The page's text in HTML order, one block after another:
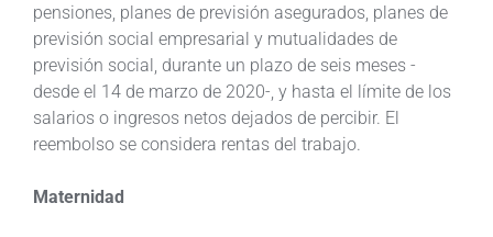
pensiones, planes de previsión asegurados, planes de
previsión social empresarial y mutualidades de
previsión social, durante un plazo de seis meses -
desde el 14 de marzo de 2020-, y hasta el límite de los
salarios o ingresos netos dejados de percibir. El
reembolso se considera rentas del trabajo.
Maternidad